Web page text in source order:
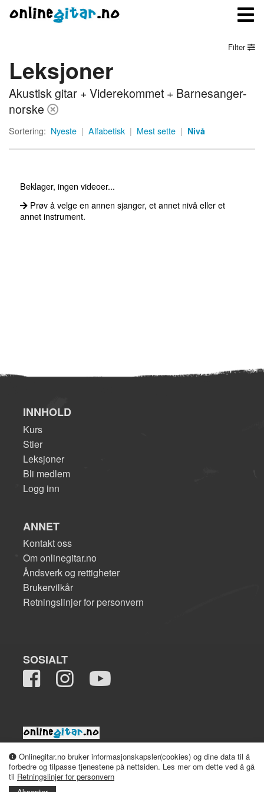
Meny
Logg inn
Bli medlem
Om onlinegitar.no
Filter
Leksjoner
Akustisk gitar + Viderekommet + Barnesanger-
norske
Sortering: Nyeste | Alfabetisk | Mest sette | Nivå
Beklager, ingen videoer...
Prøv å velge en annen sjanger, et annet nivå eller et
annet instrument.
Onlinegitar.no bruker informasjonskapsler(cookies) og dine data til å
forbedre og tilpasse tjenestene på nettsiden. Les mer om dette ved å gå
til Retningslinjer for personvern
INNHOLD
Kurs
Stier
Leksjoner
Bli medlem
Logg inn
ANNET
Kontakt oss
Om onlinegitar.no
Åndsverk og rettigheter
Brukervilkår
Retningslinjer for personvern
SOSIALT
2008-2026 onlinegitar.no